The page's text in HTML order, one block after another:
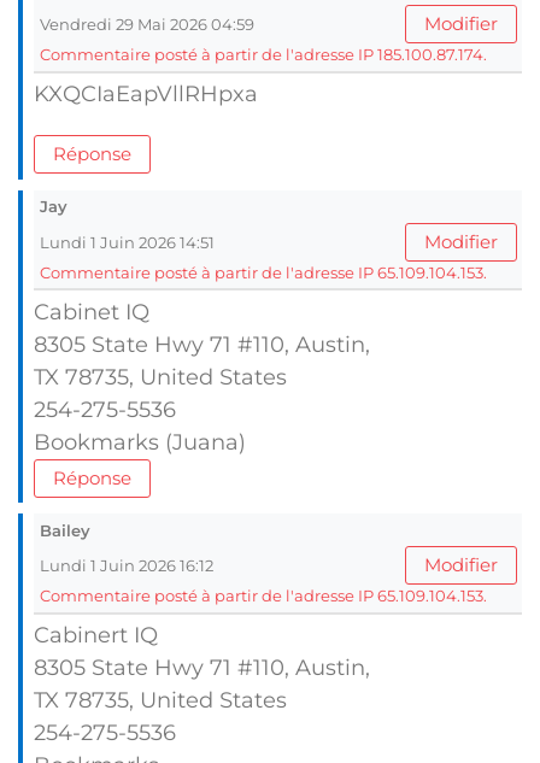
Vendredi 29 Mai 2026 04:59
Modifier
Commentaire posté à partir de l'adresse IP 185.100.87.174.
KXQCIaEapVllRHpxa
Réponse
Jay
Lundi 1 Juin 2026 14:51
Modifier
Commentaire posté à partir de l'adresse IP 65.109.104.153.
Cabinet IQ
8305 State Hwy 71 #110, Austin,
TX 78735, United Ѕtates
254-275-5536
Bookmarks (Juana)
Réponse
Bailey
Lundi 1 Juin 2026 16:12
Modifier
Commentaire posté à partir de l'adresse IP 65.109.104.153.
Cabinert IQ
8305 State Hwy 71 #110, Austin,
TX 78735, United Ѕtates
254-275-5536